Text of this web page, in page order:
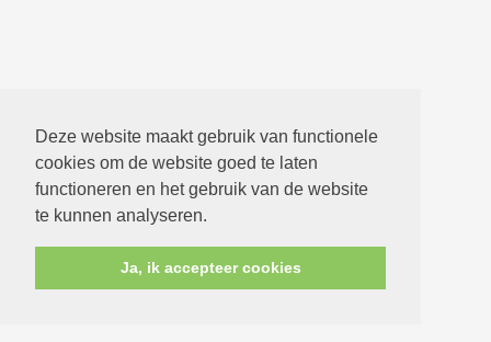
Deze website maakt gebruik van functionele
cookies om de website goed te laten
functioneren en het gebruik van de website
te kunnen analyseren.
Ja, ik accepteer cookies